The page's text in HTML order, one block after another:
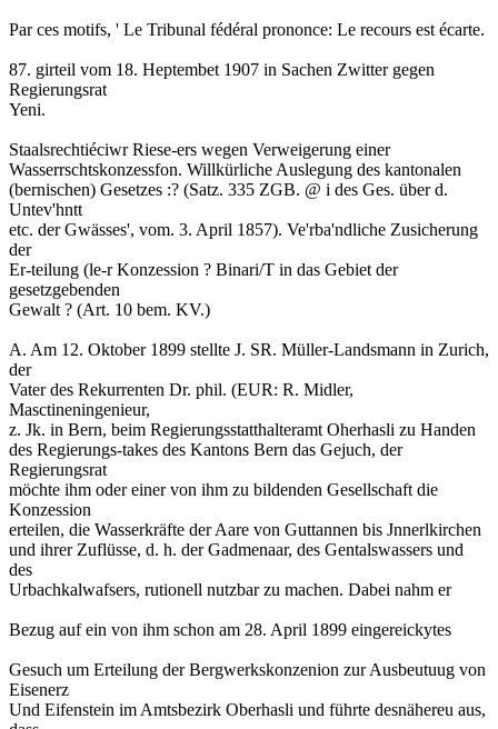
Par ces motifs, ' Le Tribunal fédéral prononce: Le recours est écarte.
87. girteil vom 18. Heptembet 1907 in Sachen Zwitter gegen
Regierungsrat
Yeni.
Staalsrechtiéciwr Riese-ers wegen Verweigerung einer
Wasserrschtskonzessfon. Willkürliche Auslegung des kantonalen
(bernischen) Gesetzes :? (Satz. 335 ZGB. @ i des Ges. über d.
Untev'hntt
etc. der Gwässes', vom. 3. April 1857). Ve'rba'ndliche Zusicherung
der
Er-teilung (le-r Konzession ? Binari/T in das Gebiet der
gesetzgebenden
Gewalt ? (Art. 10 bem. KV.)
A. Am 12. Oktober 1899 stellte J. SR. Müller-Landsmann in Zurich,
der
Vater des Rekurrenten Dr. phil. (EUR: R. Midler,
Masctineningenieur,
z. Jk. in Bern, beim Regierungsstatthalteramt Oherhasli zu Handen
des Regierungs-takes des Kantons Bern das Gejuch, der
Regierungsrat
möchte ihm oder einer von ihm zu bildenden Gesellschaft die
Konzession
erteilen, die Wasserkräfte der Aare von Guttannen bis Jnnerlkirchen
und ihrer Zuflüsse, d. h. der Gadmenaar, des Gentalswassers und
des
Urbachkalwafsers, rutionell nutzbar zu machen. Dabei nahm er
Bezug auf ein von ihm schon am 28. April 1899 eingereickytes
Gesuch um Erteilung der Bergwerkskonzenion zur Ausbeutuug von
Eisenerz
Und Eifenstein im Amtsbezirk Oberhasli und führte desnähereu aus,